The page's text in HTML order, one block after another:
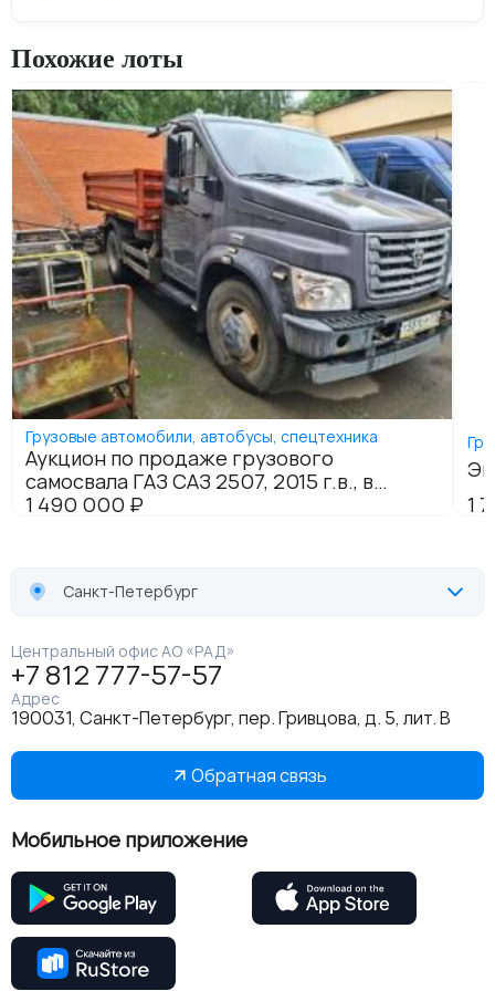
Санкт-Петербург
Центральный офис АО «РАД»
+7 812 777-57-57
Адрес
190031, Санкт-Петербург, пер. Гривцова, д. 5, лит. В
Обратная связь
Мобильное приложение